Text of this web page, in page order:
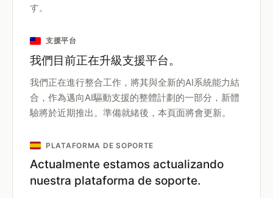
す。
支援平台
我們目前正在升級支援平台。
我們正在進行整合工作，將其與全新的AI系統能力結
合，作為邁向AI驅動支援的整體計劃的一部分，新體
驗將於近期推出。準備就緒後，本頁面將會更新。
PLATAFORMA DE SOPORTE
Actualmente estamos actualizando
nuestra plataforma de soporte.